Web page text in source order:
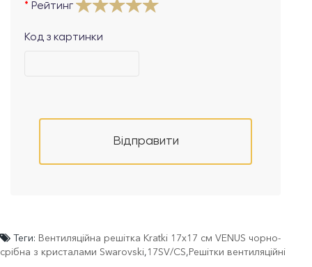
Рейтинг
Код з картинки
Відправити
Теги: Вентиляційна решітка Kratki 17x17 см VENUS чорно-
срібна з кристалами Swarovski,17SV/CS,Решітки вентиляційні